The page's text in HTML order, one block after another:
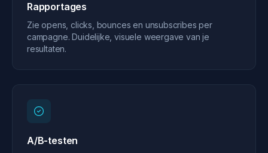
Rapportages
Zie opens, clicks, bounces en unsubscribes per
campagne. Duidelijke, visuele weergave van je
resultaten.
A/B-testen